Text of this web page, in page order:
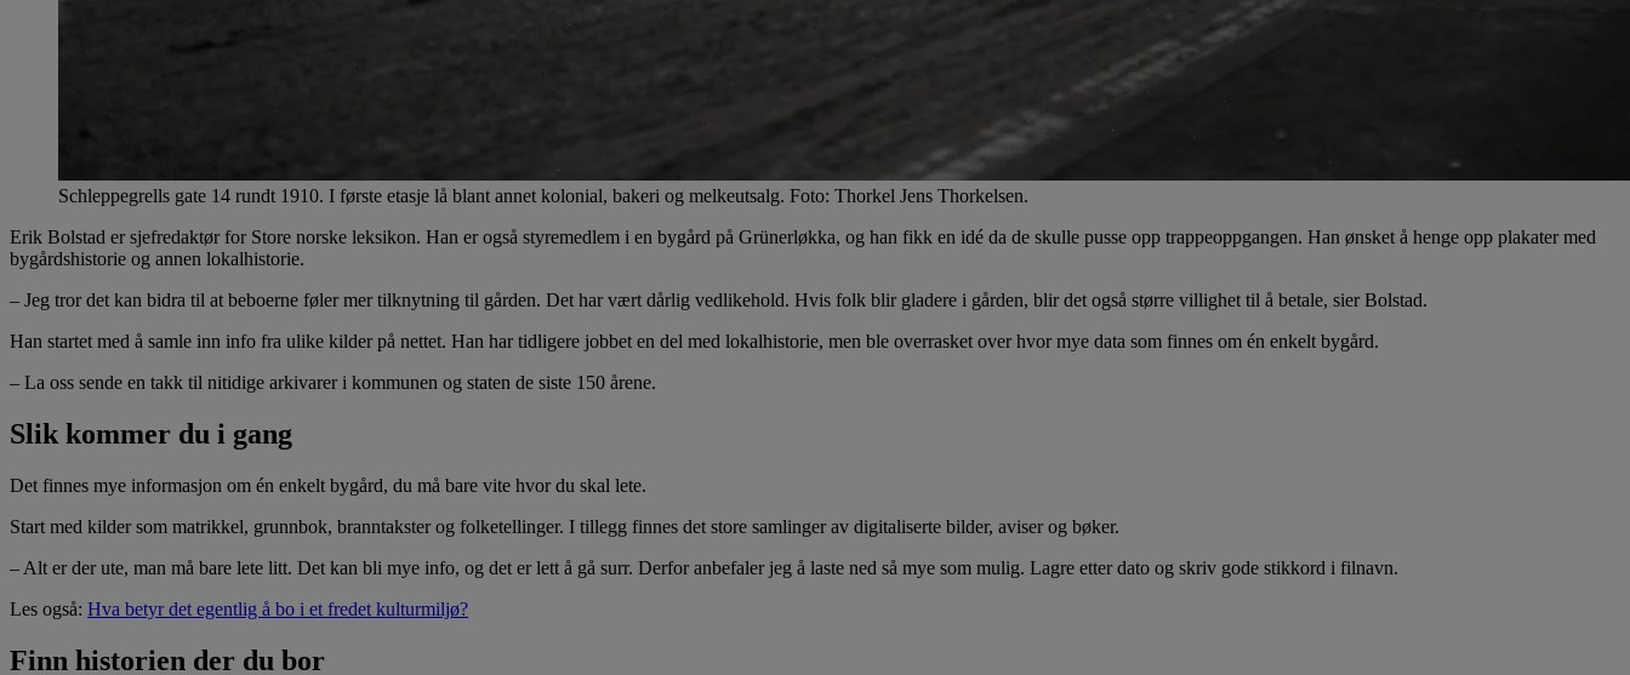
Schleppegrells gate 14 rundt 1910. I første etasje lå blant annet kolonial, bakeri og melkeutsalg. Foto: Thorkel Jens Thorkelsen.
Erik Bolstad er sjefredaktør for Store norske leksikon. Han er også styremedlem i en bygård på Grünerløkka, og han fikk en idé da de skulle pusse opp trappeoppgangen. Han ønsket å henge opp plakater med
bygårdshistorie og annen lokalhistorie.
– Jeg tror det kan bidra til at beboerne føler mer tilknytning til gården. Det har vært dårlig vedlikehold. Hvis folk blir gladere i gården, blir det også større villighet til å betale, sier Bolstad.
Han startet med å samle inn info fra ulike kilder på nettet. Han har tidligere jobbet en del med lokalhistorie, men ble overrasket over hvor mye data som finnes om én enkelt bygård.
– La oss sende en takk til nitidige arkivarer i kommunen og staten de siste 150 årene.
Slik kommer du i gang
Det finnes mye informasjon om én enkelt bygård, du må bare vite hvor du skal lete.
Start med kilder som matrikkel, grunnbok, branntakster og folketellinger. I tillegg finnes det store samlinger av digitaliserte bilder, aviser og bøker.
– Alt er der ute, man må bare lete litt. Det kan bli mye info, og det er lett å gå surr. Derfor anbefaler jeg å laste ned så mye som mulig. Lagre etter dato og skriv gode stikkord i filnavn.
Les også: Hva betyr det egentlig å bo i et fredet kulturmiljø?
Finn historien der du bor